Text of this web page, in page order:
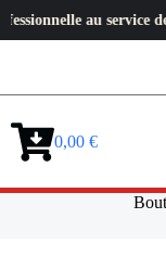
au service de votre
Panier0,00 €